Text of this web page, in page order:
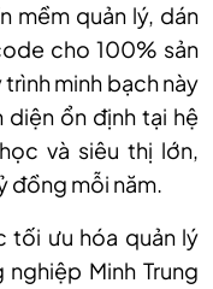
mềm quản lý, dán
cho 100% sản
minh bạch này
diện ổn định tại hệ
và siêu thị lớn,
đồng mỗi năm.
tối ưu hóa quản lý
nghiệp Minh Trung